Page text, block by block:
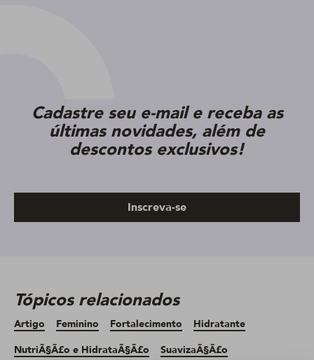
Cadastre seu e-mail e receba as
últimas novidades, além de
descontos exclusivos!
Inscreva-se
Tópicos relacionados
Artigo Feminino Fortalecimento
Hidratante
NutriÃ§Ã£o e HidrataÃ§Ã£o
SuavizaÃ§Ã£o